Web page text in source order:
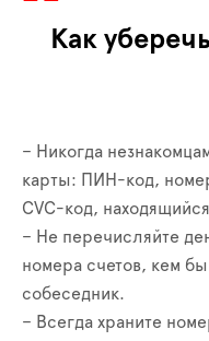
Как
– Никогда
карты: ПИН-код,
CVC-код,
– Не перечисляйте
номера счетов, кем
собеседник.
– Всегда храните